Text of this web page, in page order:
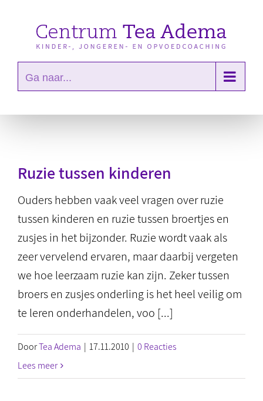
Ga naar...
Ruzie tussen kinderen
Ouders hebben vaak veel vragen over ruzie
tussen kinderen en ruzie tussen broertjes en
zusjes in het bijzonder. Ruzie wordt vaak als
zeer vervelend ervaren, maar daarbij vergeten
we hoe leerzaam ruzie kan zijn. Zeker tussen
broers en zusjes onderling is het heel veilig om
te leren onderhandelen, voo [...]
DoorTea Adema | 17.11.2010 | 0 Reacties
Lees meer